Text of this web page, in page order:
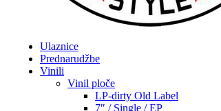
Ulaznice
Prednarudžbe
Vinili
Vinil ploče
LP-dirty Old Label
7″ / Single / EP